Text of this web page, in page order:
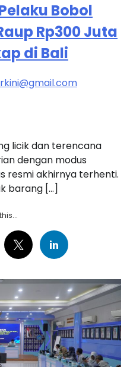
Bobol
Rp300 Juta
di Bali
licik dan terencana
dengan modus
resmi akhirnya terhenti.
barang […]